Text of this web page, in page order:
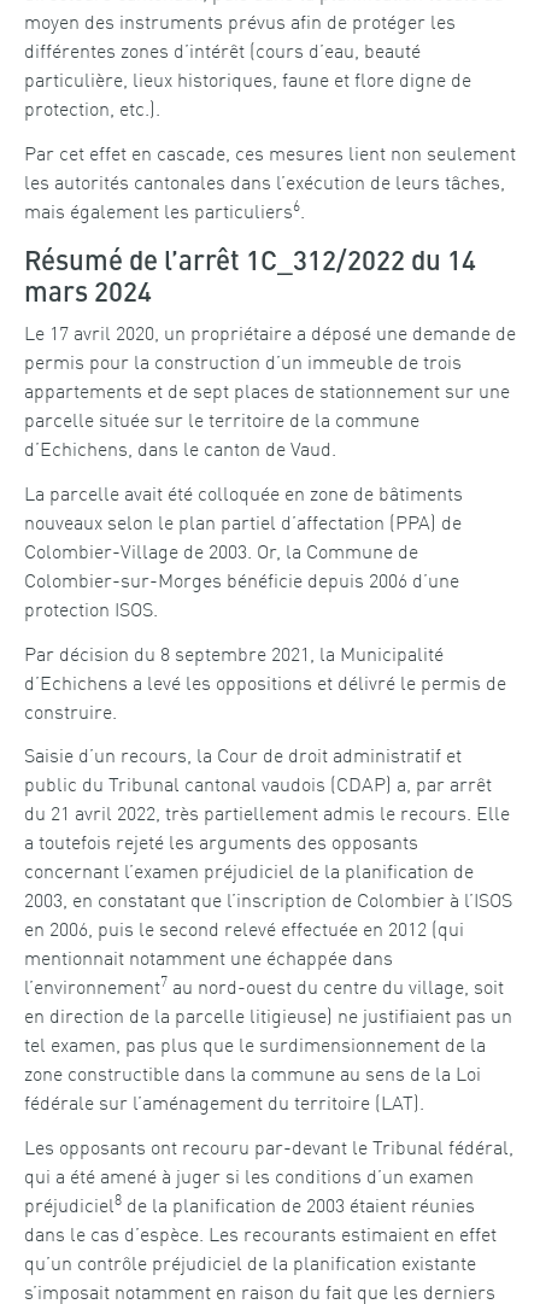
moyen des instruments prévus afin de protéger les
différentes zones d’intérêt (cours d’eau, beauté
particulière, lieux historiques, faune et flore digne de
protection, etc.).
Par cet effet en cascade, ces mesures lient non seulement
les autorités cantonales dans l’exécution de leurs tâches,
mais également les particuliers6
Résumé de l’arrêt 1C_312/2022 du 14
mars 2024
Le 17 avril 2020, un propriétaire a déposé une demande de
permis pour la construction d’un immeuble de trois
appartements et de sept places de stationnement sur une
parcelle située sur le territoire de la commune
d’Echichens, dans le canton de Vaud.
La parcelle avait été colloquée en zone de bâtiments
nouveaux selon le plan partiel d’affectation (PPA) de
Colombier-Village de 2003. Or, la Commune de
Colombier-sur-Morges bénéficie depuis 2006 d’une
protection ISOS.
Par décision du 8 septembre 2021, la Municipalité
d’Echichens a levé les oppositions et délivré le permis de
construire.
Saisie d’un recours, la Cour de droit administratif et
public du Tribunal cantonal vaudois (CDAP) a, par arrêt
du 21 avril 2022, très partiellement admis le recours. Elle
a toutefois rejeté les arguments des opposants
concernant l’examen préjudiciel de la planification de
2003, en constatant que l’inscription de Colombier à l’ISOS
en 2006, puis le second relevé effectuée en 2012 (qui
mentionnait notamment une échappée dans
l’environnement7 au nord-ouest du centre du village, soit
en direction de la parcelle litigieuse) ne justifiaient pas un
tel examen, pas plus que le surdimensionnement de la
zone constructible dans la commune au sens de la Loi
fédérale sur l’aménagement du territoire (LAT).
Les opposants ont recouru par-devant le Tribunal fédéral,
qui a été amené à juger si les conditions d’un examen
préjudiciel8 de la planification de 2003 étaient réunies
dans le cas d’espèce. Les recourants estimaient en effet
qu’un contrôle préjudiciel de la planification existante
s’imposait notamment en raison du fait que les derniers